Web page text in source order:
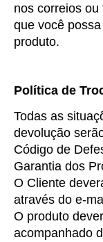
nos correios
que você
produto.
Política de
Todas as
devolução
Código de
Garantia dos
O Cliente
através do e-
O produto
acompanhado